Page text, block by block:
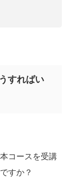
すればい
コースを受講
すか？